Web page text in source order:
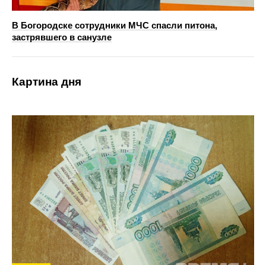
В Богородске сотрудники МЧС спасли питона,
застрявшего в санузле
Картина дня